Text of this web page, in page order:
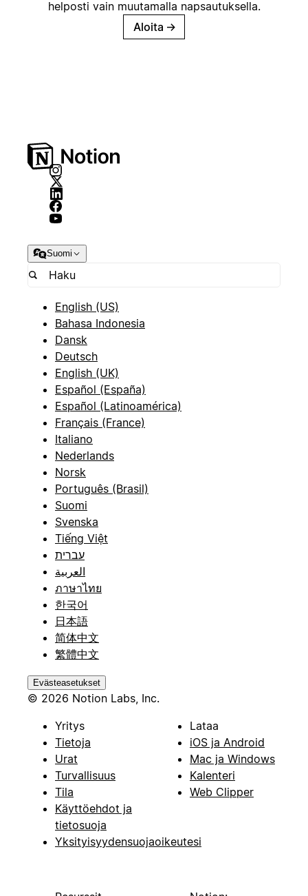
helposti vain muutamalla napsautuksella.
Aloita →
Suomi
English (US)
Bahasa Indonesia
Dansk
Deutsch
English (UK)
Español (España)
Español (Latinoamérica)
Français (France)
Italiano
Nederlands
Norsk
Português (Brasil)
Suomi
Svenska
Tiếng Việt
עברית
العربية
ภาษาไทย
한국어
日本語
简体中文
繁體中文
Evästeasetukset
© 2026 Notion Labs, Inc.
Yritys
Tietoja
Urat
Turvallisuus
Tila
Käyttöehdot ja
tietosuoja
Yksityisyydensuojaoikeutesi
Lataa
iOS ja Android
Mac ja Windows
Kalenteri
Web Clipper